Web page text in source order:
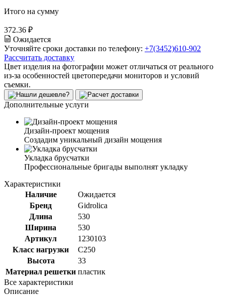
Итого на сумму
372.36 ₽
Ожидается
Уточняйте сроки доставки по телефону: +7(3452)610-902
Рассчитать доставку
Цвет изделия на фотографии может отличаться от реального
из-за особенностей цветопередачи мониторов и условий
съемки.
Дополнительные услуги
Дизайн-проект мощения
Создадим уникальный дизайн мощения
Укладка брусчатки
Профессиональные бригады выполнят укладку
Характеристики
Наличие
Ожидается
Бренд
Gidrolica
Длина
530
Ширина
530
Артикул
1230103
Класс нагрузки
C250
Высота
33
Материал решетки пластик
Все характеристики
Описание